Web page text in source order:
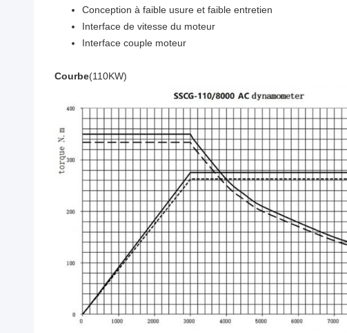
Conception à faible usure et faible entretien
Interface de vitesse du moteur
Interface couple moteur
Courbe(110KW)